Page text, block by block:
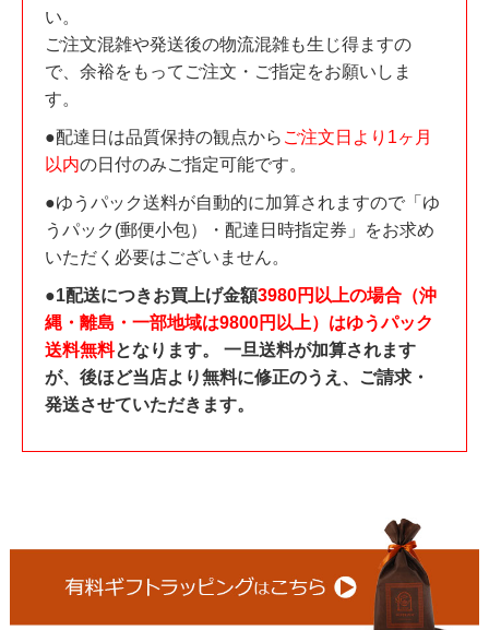
い。
ご注文混雑や発送後の物流混雑も生じ得ますの
で、余裕をもってご注文・ご指定をお願いしま
す。
●配達日は品質保持の観点から ご注文日より1ヶ月
以内の日付のみご指定可能です。
●ゆうパック送料が自動的に加算されますので「ゆ
うパック(郵便小包）・配達日時指定券」をお求め
いただく必要はございません。
●1配送につきお買上げ金額3980円以上の場合（沖
縄・離島・一部地域は9800円以上）はゆうパック
送料無料となります。 一旦送料が加算されます
が、後ほど当店より無料に修正のうえ、ご請求・
発送させていただきます。